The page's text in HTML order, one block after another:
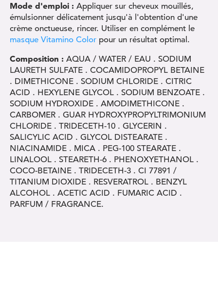
Mode d'emploi : Appliquer sur cheveux mouillés,
émulsionner délicatement jusqu'à l'obtention d'une
crème onctueuse, rincer. Utiliser en complément le
masque Vitamino Color pour un résultat optimal.
Composition : AQUA / WATER / EAU . SODIUM
LAURETH SULFATE . COCAMIDOPROPYL BETAINE
. DIMETHICONE . SODIUM CHLORIDE . CITRIC
ACID . HEXYLENE GLYCOL . SODIUM BENZOATE .
SODIUM HYDROXIDE . AMODIMETHICONE .
CARBOMER . GUAR HYDROXYPROPYLTRIMONIUM
CHLORIDE . TRIDECETH-10 . GLYCERIN .
SALICYLIC ACID . GLYCOL DISTEARATE .
NIACINAMIDE . MICA . PEG-100 STEARATE .
LINALOOL . STEARETH-6 . PHENOXYETHANOL .
COCO-BETAINE . TRIDECETH-3 . CI 77891 /
TITANIUM DIOXIDE . RESVERATROL . BENZYL
ALCOHOL . ACETIC ACID . FUMARIC ACID .
PARFUM / FRAGRANCE.